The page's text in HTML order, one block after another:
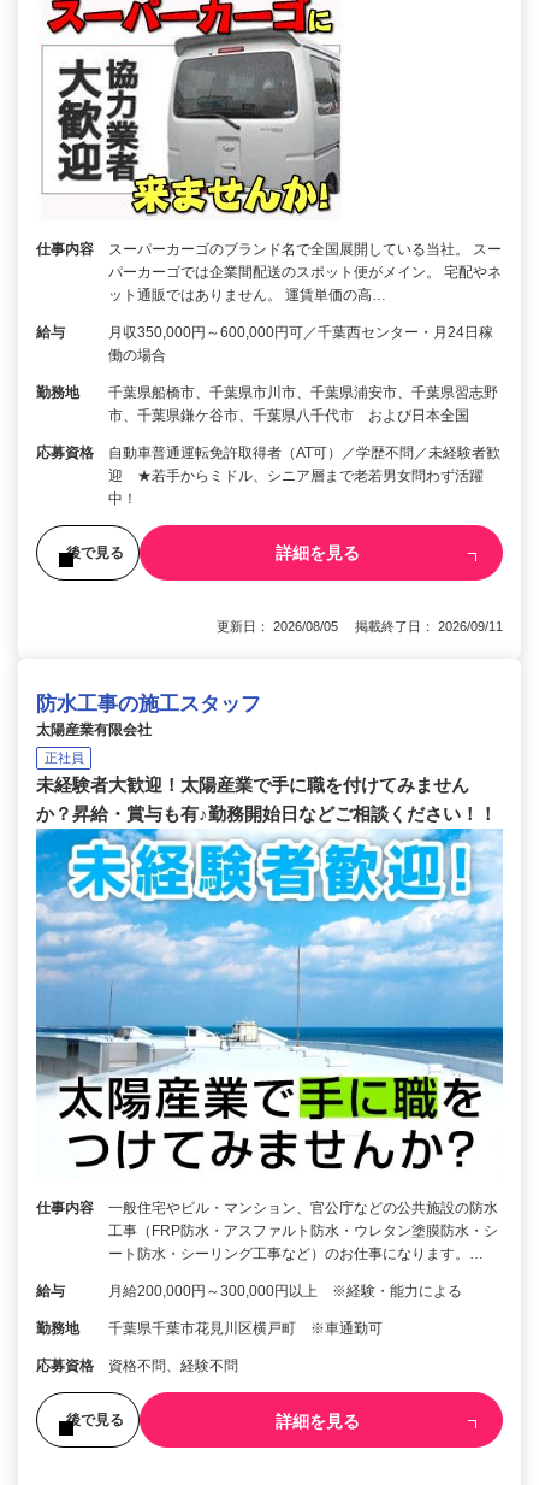
仕事内容
スーパーカーゴのブランド名で全国展開している当社。 スー
パーカーゴでは企業間配送のスポット便がメイン。 宅配やネ
ット通販ではありません。 運賃単価の高…
給与
月収350,000円～600,000円可／千葉西センター・月24日稼
働の場合
勤務地
千葉県船橋市、千葉県市川市、千葉県浦安市、千葉県習志野
市、千葉県鎌ケ谷市、千葉県八千代市 および日本全国
応募資格
自動車普通運転免許取得者（AT可）／学歴不問／未経験者歓
迎 ★若手からミドル、シニア層まで老若男女問わず活躍
中！
後で見る 詳細を見る
更新日： 2026/08/05 掲載終了日： 2026/09/11
防水工事の施工スタッフ
太陽産業有限会社
正社員
未経験者大歓迎！太陽産業で手に職を付けてみません
か？昇給・賞与も有♪勤務開始日などご相談ください！！
仕事内容
一般住宅やビル・マンション、官公庁などの公共施設の防水
工事（FRP防水・アスファルト防水・ウレタン塗膜防水・シ
ート防水・シーリング工事など）のお仕事になります。…
給与 月給200,000円～300,000円以上 ※経験・能力による
勤務地 千葉県千葉市花見川区横戸町 ※車通勤可
応募資格 資格不問、経験不問
後で見る 詳細を見る